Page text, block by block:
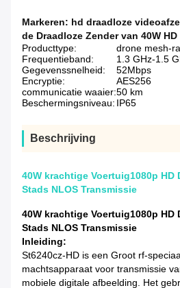
Markeren: hd draadloze
de Draadloze Zender van 40W HD
Producttype:
drone mesh-
Frequentieband:
1.3 GHz-1.5
Gegevenssnelheid:
52Mbps
Encryptie:
AES256
communicatie waaier:50 km
Beschermingsniveau: IP65
Beschrijving
40W krachtige Voertuig1080p HD
Stads NLOS Transmissie
40W krachtige Voertuig1080p HD
Stads NLOS Transmissie
Inleiding:
St6240cz-HD is een Groot rf-
machtsapparaat voor transmissie
mobiele digitale afbeelding. Het